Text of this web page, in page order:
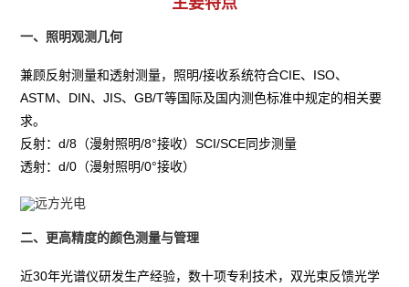
一、照明观测几何
兼顾反射测量和透射测量，照明/接收系统符合CIE、ISO、
ASTM、DIN、JIS、GB/T等国际及国内测色标准中规定的相关要
求。
反射：d/8（漫射照明/8°接收）SCI/SCE同步测量
透射：d/0（漫射照明/0°接收）
二、更高精度的颜色测量与管理
近30年光谱仪研发生产经验，数十项专利技术，双光束反馈光学